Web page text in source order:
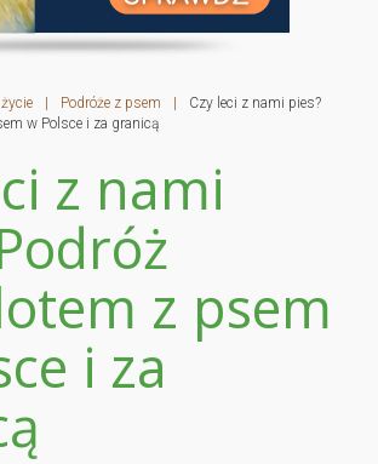
| Podróże z psem |
Czy leci z nami pies?
w Polsce i za granicą
z nami
z psem
i za